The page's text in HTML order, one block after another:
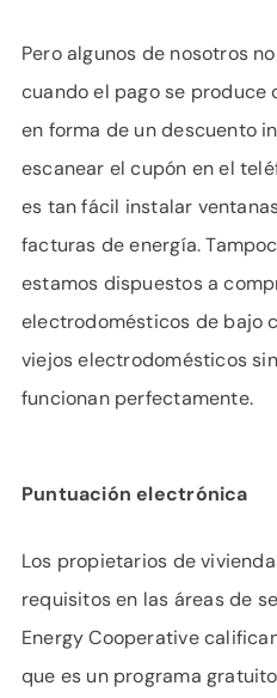
Pero algunos de nosotros
cuando el pago se produce
en forma de un descuento
escanear el cupón en el
es tan fácil instalar
facturas de energía.
estamos dispuestos a
electrodomésticos de bajo
viejos electrodomésticos
funcionan perfectamente.
Puntuación electrónica
Los propietarios de
requisitos en las áreas de
Energy Cooperative
que es un programa